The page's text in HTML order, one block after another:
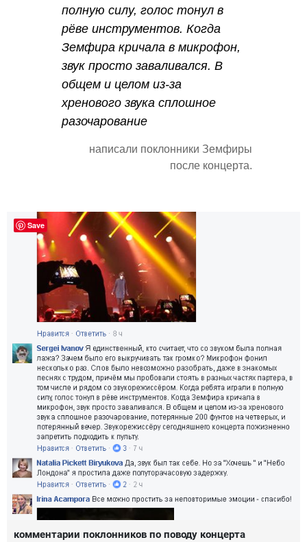
полную силу, голос тонул в
рёве инструментов. Когда
Земфира кричала в микрофон,
звук просто заваливался. В
общем и целом из-за
хренового звука сплошное
разочарование
написали поклонники Земфиры
после концерта.
комментарии поклонников по поводу концерта
Save